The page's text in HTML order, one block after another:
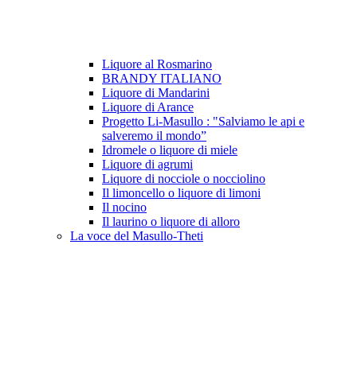
Liquore al Rosmarino
BRANDY ITALIANO
Liquore di Mandarini
Liquore di Arance
Progetto Li-Masullo : "Salviamo le api e
salveremo il mondo”
Idromele o liquore di miele
Liquore di agrumi
Liquore di nocciole o nocciolino
Il limoncello o liquore di limoni
Il nocino
Il laurino o liquore di alloro
La voce del Masullo-Theti